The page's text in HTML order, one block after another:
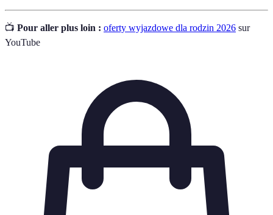
📺 Pour aller plus loin : oferty wyjazdowe dla rodzin 2026 sur
YouTube